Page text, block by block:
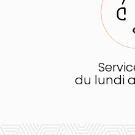
du lundi